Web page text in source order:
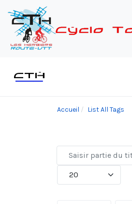
Accueil List All Tags
Saisir
partie
titre
Afficher #